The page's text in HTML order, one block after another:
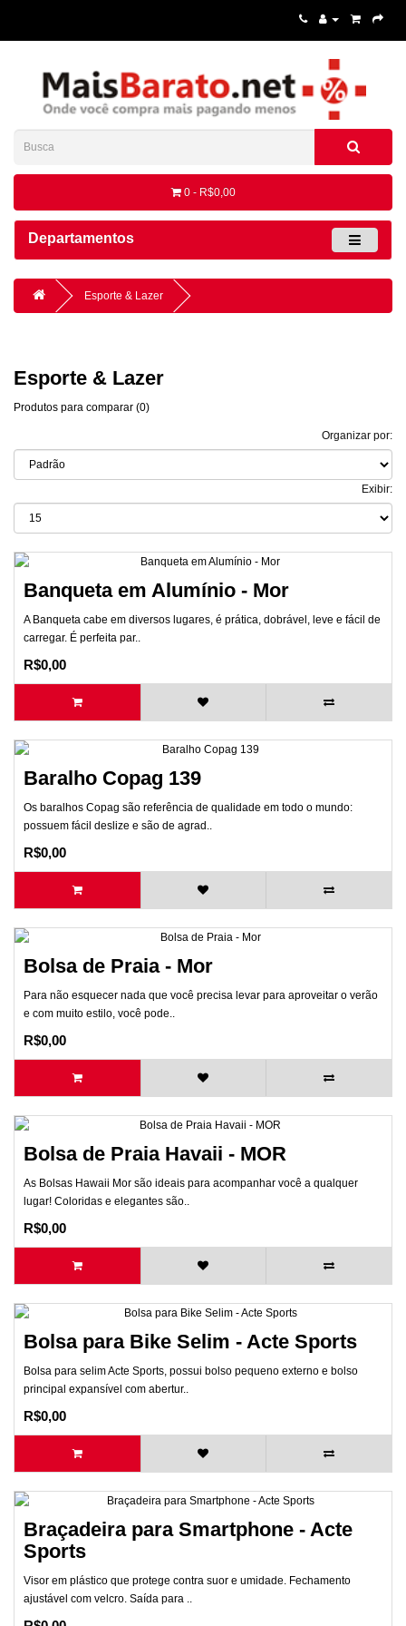
0 - R$0,00
Departamentos
Esporte & Lazer
Esporte & Lazer
Produtos para comparar (0)
Organizar por:
Exibir:
Banqueta em Alumínio - Mor
A Banqueta cabe em diversos lugares, é prática, dobrável, leve e fácil de
carregar. É perfeita par..
R$0,00
Baralho Copag 139
Os baralhos Copag são referência de qualidade em todo o mundo:
possuem fácil deslize e são de agrad..
R$0,00
Bolsa de Praia - Mor
Para não esquecer nada que você precisa levar para aproveitar o verão
e com muito estilo, você pode..
R$0,00
Bolsa de Praia Havaii - MOR
As Bolsas Hawaii Mor são ideais para acompanhar você a qualquer
lugar! Coloridas e elegantes são..
R$0,00
Bolsa para Bike Selim - Acte Sports
Bolsa para selim Acte Sports, possui bolso pequeno externo e bolso
principal expansível com abertur..
R$0,00
Braçadeira para Smartphone - Acte
Sports
Visor em plástico que protege contra suor e umidade. Fechamento
ajustável com velcro. Saída para ..